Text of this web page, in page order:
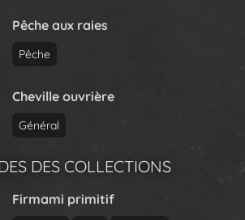
Pêche aux raies
Pêche
Cheville ouvrière
Général
DES COLLECTIONS
Firmami primitif